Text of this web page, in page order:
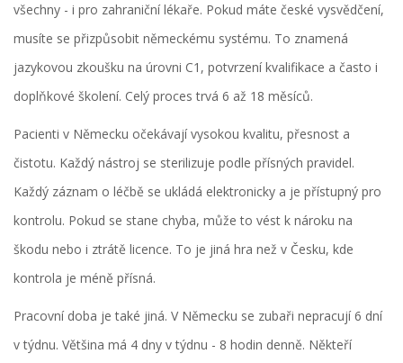
všechny - i pro zahraniční lékaře. Pokud máte české vysvědčení,
musíte se přizpůsobit německému systému. To znamená
jazykovou zkoušku na úrovni C1, potvrzení kvalifikace a často i
doplňkové školení. Celý proces trvá 6 až 18 měsíců.
Pacienti v Německu očekávají vysokou kvalitu, přesnost a
čistotu. Každý nástroj se sterilizuje podle přísných pravidel.
Každý záznam o léčbě se ukládá elektronicky a je přístupný pro
kontrolu. Pokud se stane chyba, může to vést k nároku na
škodu nebo i ztrátě licence. To je jiná hra než v Česku, kde
kontrola je méně přísná.
Pracovní doba je také jiná. V Německu se zubaři nepracují 6 dní
v týdnu. Většina má 4 dny v týdnu - 8 hodin denně. Někteří